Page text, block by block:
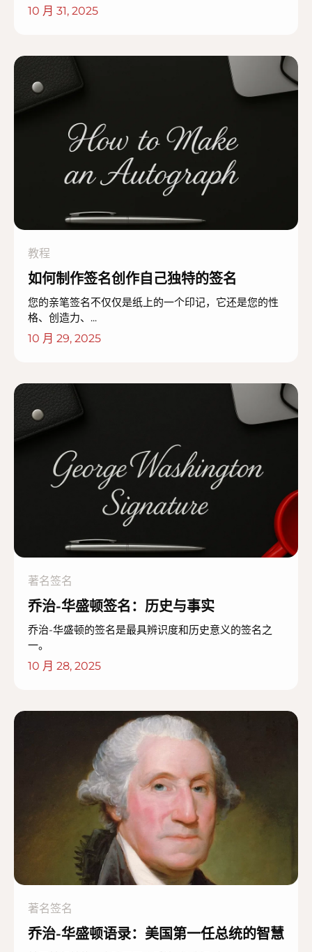
10 月 31, 2025
教程
如何制作签名创作自己独特的签名
您的亲笔签名不仅仅是纸上的一个印记，它还是您的性
格、创造力、...
10 月 29, 2025
著名签名
乔治-华盛顿签名：历史与事实
乔治-华盛顿的签名是最具辨识度和历史意义的签名之
一。
10 月 28, 2025
著名签名
乔治-华盛顿语录：美国第一任总统的智慧